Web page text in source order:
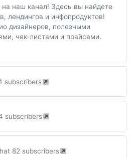
наш канал! Здесь вы найдете
лендингов и инфопродуктов!
дизайнеров, полезными
чек-листами и прайсами.
subscribers
subscribers
82 subscribers